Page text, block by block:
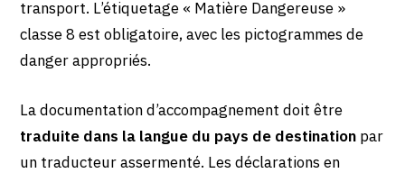
transport. L’étiquetage « Matière Dangereuse »
classe 8 est obligatoire, avec les pictogrammes de
danger appropriés.
La documentation d’accompagnement doit être
traduite dans la langue du pays de destination par
un traducteur assermenté. Les déclarations en